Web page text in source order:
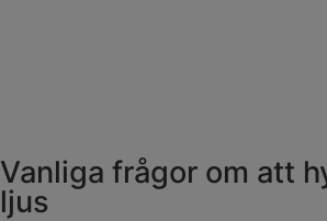
Vanliga frågor om att
ljus